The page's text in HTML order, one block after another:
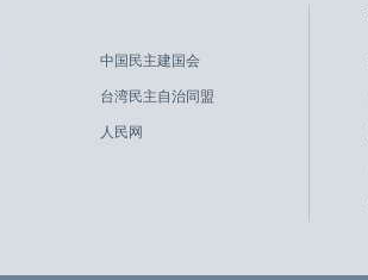
中国民主建国会
台湾民主自治同盟
人民网